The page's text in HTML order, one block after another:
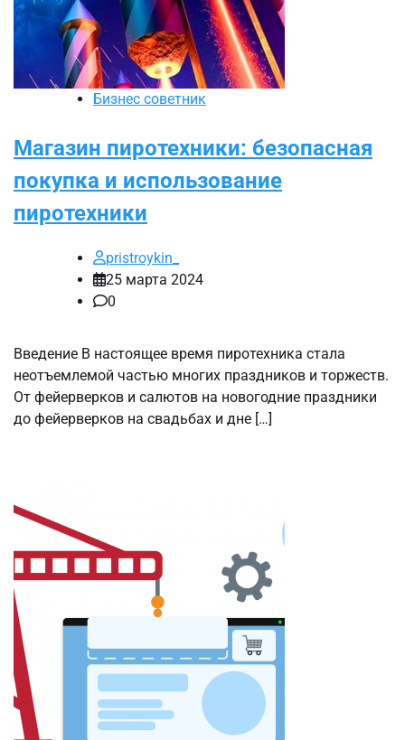
Бизнес советник
Магазин пиротехники: безопасная
покупка и использование
пиротехники
pristroykin_
25 марта 2024
0
Введение В настоящее время пиротехника стала
неотъемлемой частью многих праздников и торжеств.
От фейерверков и салютов на новогодние праздники
до фейерверков на свадьбах и дне […]